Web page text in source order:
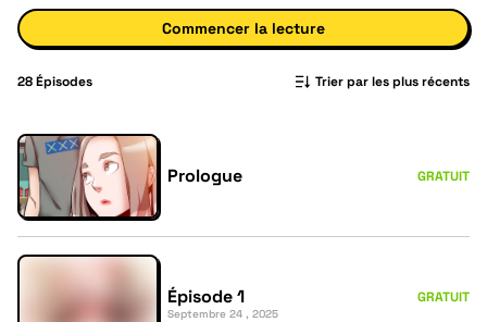
Commencer la lecture
28Épisodes Trier par les plus récents
Prologue GRATUIT
Épisode 1
Septembre 24 , 2025
GRATUIT